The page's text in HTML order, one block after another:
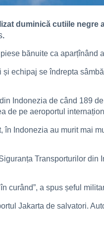
duminică cutiile negre
.
bănuite ca aparțînând
echipaj se îndrepta
Indonezia de când 189
de pe aeroportul
în Indonezia au murit mai
Transporturilor
curând”, a spus șeful
Jakarta de salvatori.